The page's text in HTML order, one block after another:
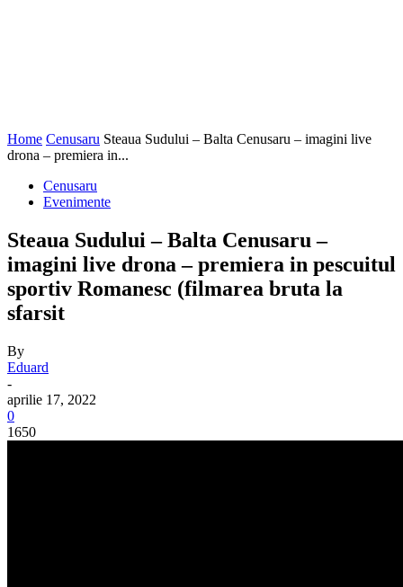
Home Cenusaru Steaua Sudului – Balta Cenusaru – imagini live
drona – premiera in...
Cenusaru
Evenimente
Steaua Sudului – Balta Cenusaru –
imagini live drona – premiera in pescuitul
sportiv Romanesc (filmarea bruta la
sfarsit
By
Eduard
-
aprilie 17, 2022
0
1650